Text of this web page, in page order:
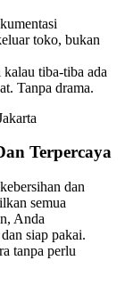
toko, bukan
tiba-tiba ada
Tanpa drama.
Terpercaya
dan
semua
Anda
siap pakai.
tanpa perlu